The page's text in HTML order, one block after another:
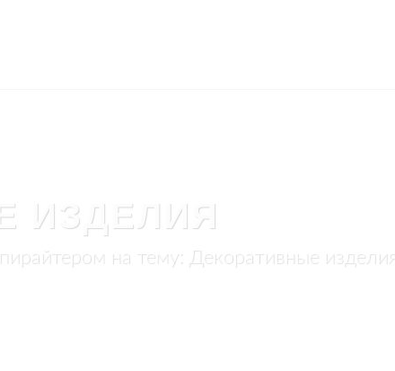
ИЗДЕЛИЯ
на тему: Декоративные изделия